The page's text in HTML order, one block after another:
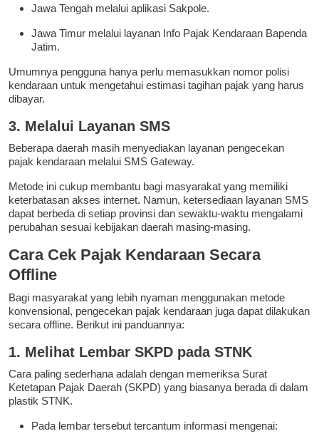
Jawa Tengah melalui aplikasi Sakpole.
Jawa Timur melalui layanan Info Pajak Kendaraan Bapenda
Jatim.
Umumnya pengguna hanya perlu memasukkan nomor polisi
kendaraan untuk mengetahui estimasi tagihan pajak yang harus
dibayar.
3. Melalui Layanan SMS
Beberapa daerah masih menyediakan layanan pengecekan
pajak kendaraan melalui SMS Gateway.
Metode ini cukup membantu bagi masyarakat yang memiliki
keterbatasan akses internet. Namun, ketersediaan layanan SMS
dapat berbeda di setiap provinsi dan sewaktu-waktu mengalami
perubahan sesuai kebijakan daerah masing-masing.
Cara Cek Pajak Kendaraan Secara
Offline
Bagi masyarakat yang lebih nyaman menggunakan metode
konvensional, pengecekan pajak kendaraan juga dapat dilakukan
secara offline. Berikut ini panduannya:
1. Melihat Lembar SKPD pada STNK
Cara paling sederhana adalah dengan memeriksa Surat
Ketetapan Pajak Daerah (SKPD) yang biasanya berada di dalam
plastik STNK.
Pada lembar tersebut tercantum informasi mengenai: